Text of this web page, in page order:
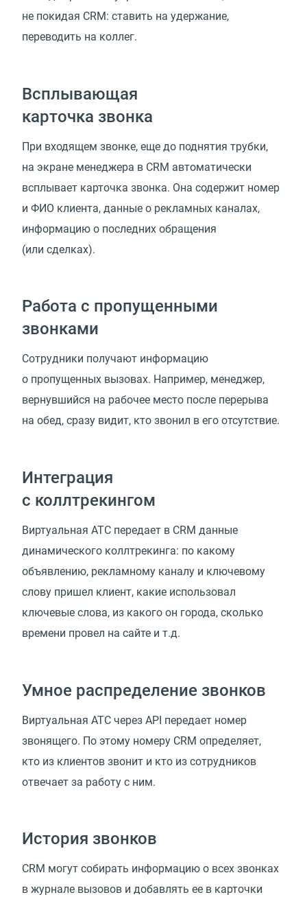
не покидая CRM: ставить на удержание,
переводить на коллег.
Всплывающая
карточка звонка
При входящем звонке, еще до поднятия трубки,
на экране менеджера в CRM автоматически
всплывает карточка звонка. Она содержит номер
и ФИО клиента, данные о рекламных каналах,
информацию о последних обращения
(или сделках).
Работа с пропущенными
звонками
Сотрудники получают информацию
о пропущенных вызовах. Например, менеджер,
вернувшийся на рабочее место после перерыва
на обед, сразу видит, кто звонил в его отсутствие.
Интеграция
с коллтрекингом
Виртуальная АТС передает в CRM данные
динамического коллтрекинга: по какому
объявлению, рекламному каналу и ключевому
слову пришел клиент, какие использовал
ключевые слова, из какого он города, сколько
времени провел на сайте и т.д.
Умное распределение звонков
Виртуальная АТС через API передает номер
звонящего. По этому номеру CRM определяет,
кто из клиентов звонит и кто из сотрудников
отвечает за работу с ним.
История звонков
CRM могут собирать информацию о всех звонках
в журнале вызовов и добавлять ее в карточки